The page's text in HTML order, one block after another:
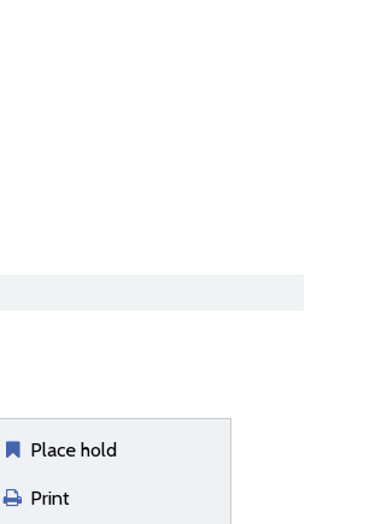
Place hold
Print